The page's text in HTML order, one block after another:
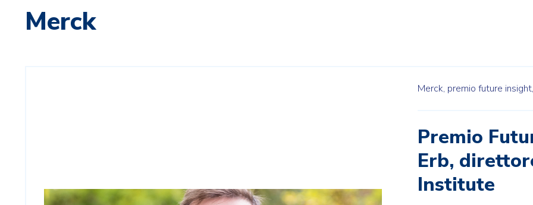
Merck
Merck, premio future insight,
Premio
Erb,
Institute